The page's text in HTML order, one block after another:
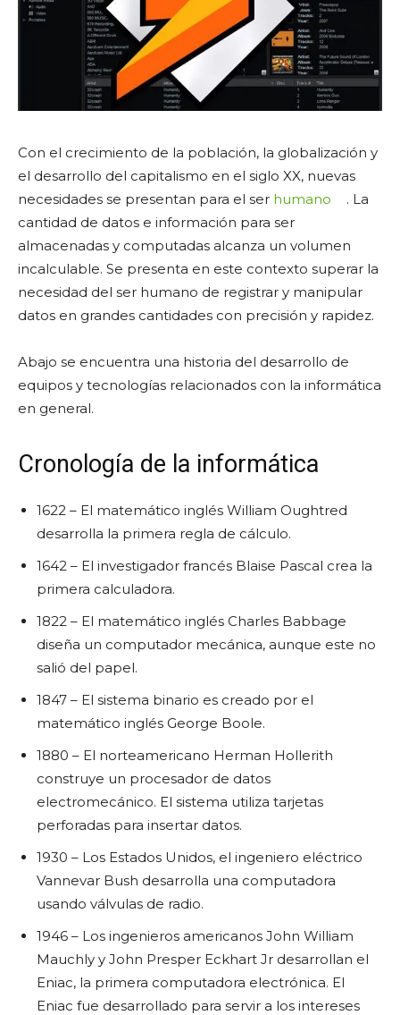
Con el crecimiento de la población, la globalización y
el desarrollo del capitalismo en el siglo XX, nuevas
necesidades se presentan para el ser humano
. La
cantidad de datos e información para ser
almacenadas y computadas alcanza un volumen
incalculable. Se presenta en este contexto superar la
necesidad del ser humano de registrar y manipular
datos en grandes cantidades con precisión y rapidez.
Abajo se encuentra una historia del desarrollo de
equipos y tecnologías relacionados con la informática
en general.
Cronología de la informática
1622 – El matemático inglés William Oughtred
desarrolla la primera regla de cálculo.
1642 – El investigador francés Blaise Pascal crea la
primera calculadora.
1822 – El matemático inglés Charles Babbage
diseña un computador mecánica, aunque este no
salió del papel.
1847 – El sistema binario es creado por el
matemático inglés George Boole.
1880 – El norteamericano Herman Hollerith
construye un procesador de datos
electromecánico. El sistema utiliza tarjetas
perforadas para insertar datos.
1930 – Los Estados Unidos, el ingeniero eléctrico
Vannevar Bush desarrolla una computadora
usando válvulas de radio.
1946 – Los ingenieros americanos John William
Mauchly y John Presper Eckhart Jr desarrollan el
Eniac, la primera computadora electrónica. El
Eniac fue desarrollado para servir a los intereses